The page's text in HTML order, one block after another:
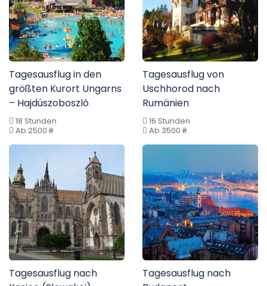
Tagesausflug in den
größten Kurort Ungarns
– Hajdúszoboszló
18 Stunden
Ab 2500 ₴
Tagesausflug von
Uschhorod nach
Rumänien
16 Stunden
Ab 3500 ₴
Tagesausflug nach
Tagesausflug nach